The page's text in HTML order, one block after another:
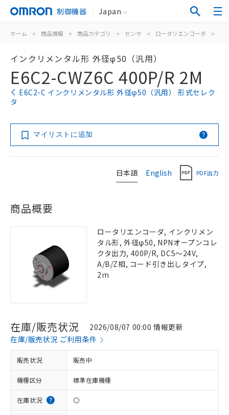
制御機器 Japan
ホーム > 商品情報 > 商品カテゴリ > センサ > ロータリエンコーダ >
インクリメンタル形 外径φ50（汎用）
E6C2-CWZ6C 400P/R 2M
E6C2-C インクリメンタル形 外径φ50（汎用） 形式セレク
タ
マイリストに追加
日本語 English PDF出力
商品概要
ロータリエンコーダ, インクリメン
タル形, 外径φ50, NPNオープンコレ
クタ出力, 400P/R, DC5～24V,
A/B/Z相, コード引き出しタイプ,
2m
在庫/販売状況
2026/08/07 00:00 情報更新
在庫/販売状況 ご利用条件
販売状況 販売中
機種区分 標準在庫機種
在庫状況 〇